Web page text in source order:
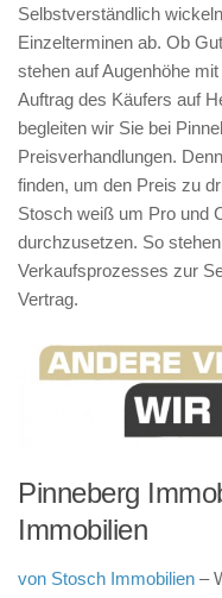
Selbstverständlich
Einzelterminen ab. Ob
stehen auf Augenhöhe
Auftrag des Käufers auf
begleiten wir Sie bei
Preisverhandlungen.
finden, um den Preis zu
Stosch weiß um Pro und
durchzusetzen. So
Verkaufsprozesses zur
Vertrag.
Pinneberg
Immobilien
von Stosch Immobilien –